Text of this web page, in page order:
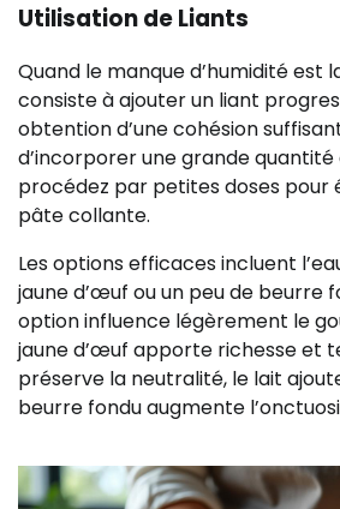
Utilisation de Liants
Quand le manque d’humidité est
consiste à ajouter un liant
obtention d’une cohésion
d’incorporer une grande quantité
procédez par petites doses pour
pâte collante.
Les options efficaces incluent
jaune d’œuf ou un peu de beurre
option influence légèrement le
jaune d’œuf apporte richesse et
préserve la neutralité, le lait
beurre fondu augmente